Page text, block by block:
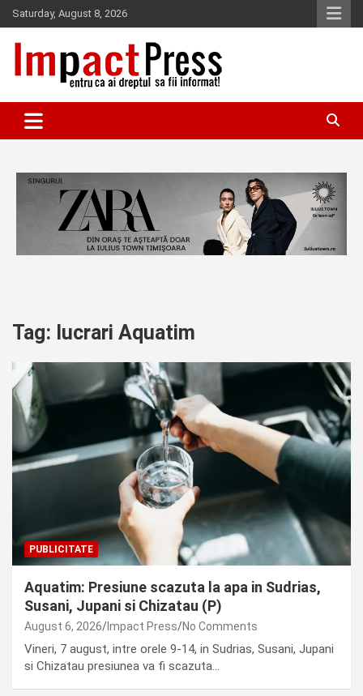
Skip
to
content
Saturday, August 8, 2026
IMPACTPRESS
Tag: lucrari Aquatim
PUBLICITATE
Aquatim: Presiune scazuta la apa in Sudrias,
Susani, Jupani si Chizatau (P)
August 6, 2026 Impact Press No Comments
Vineri, 7 august, intre orele 9-14, in Sudrias, Susani, Jupani
si Chizatau presiunea va fi scazuta…